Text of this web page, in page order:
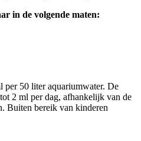
in de volgende maten:
per 50 liter aquariumwater. De
2 ml per dag, afhankelijk van de
Buiten bereik van kinderen